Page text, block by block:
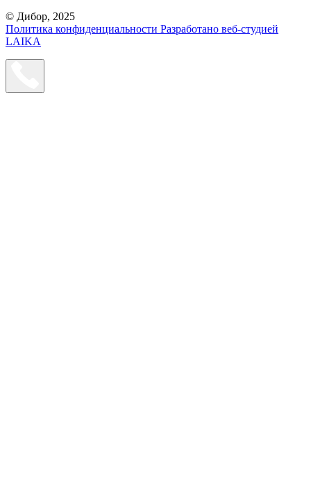
© Дибор, 2025
Политика конфиденциальности Разработано веб-студией
LAIKA